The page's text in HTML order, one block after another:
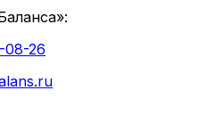
08-26